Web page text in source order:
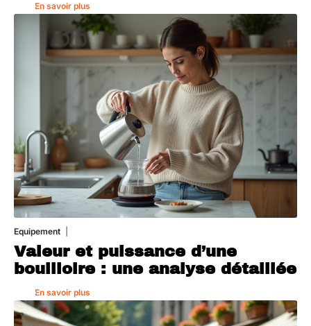
En savoir plus
Equipement
Valeur et puissance d’une
bouilloire : une analyse détaillée
En savoir plus